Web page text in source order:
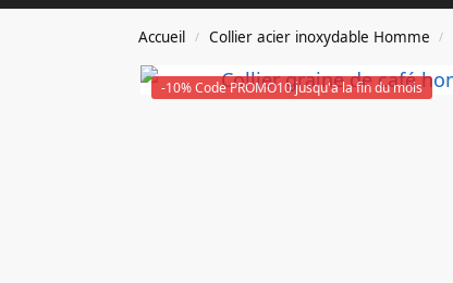
Accueil / Collier acier inoxydable Homme /
-10% Code PROMO10 jusqu'a la fin du mois